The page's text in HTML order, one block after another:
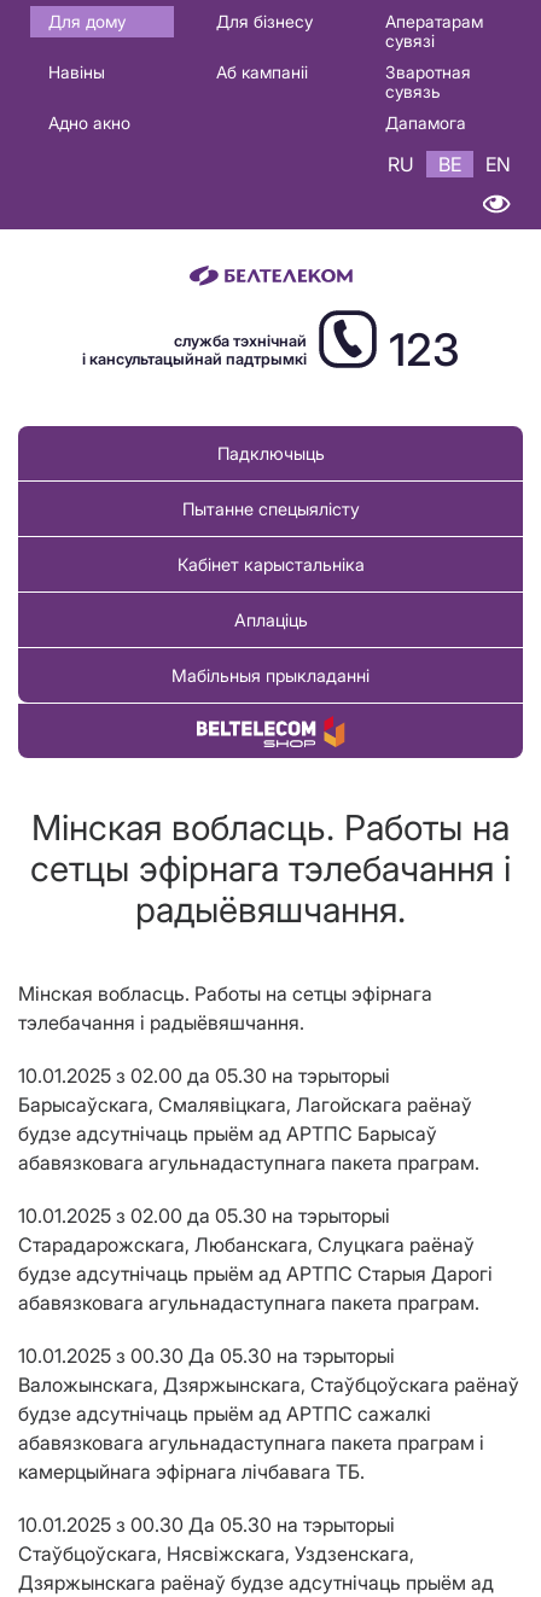
Основная
навигация
Для дому Для бізнесу
Аператарам
сувязі
Навіны
Аб кампаніі
Зваротная
сувязь
Адно акно
Дапамога
RU BE EN
служба тэхнічнай
і кансультацыйнай падтрымкі
123
Падключыць
Пытанне спецыялісту
Кабінет карыстальніка
Аплаціць
Мабільныя прыкладанні
Купіць тавар
Мінская вобласць. Работы на
сетцы эфірнага тэлебачання і
радыёвяшчання.
Мінская вобласць. Работы на сетцы эфірнага
тэлебачання і радыёвяшчання.
10.01.2025 з 02.00 да 05.30 на тэрыторыі
Барысаўскага, Смалявіцкага, Лагойскага раёнаў
будзе адсутнічаць прыём ад АРТПС Барысаў
абавязковага агульнадаступнага пакета праграм.
10.01.2025 з 02.00 да 05.30 на тэрыторыі
Старадарожскага, Любанскага, Слуцкага раёнаў
будзе адсутнічаць прыём ад АРТПС Старыя Дарогі
абавязковага агульнадаступнага пакета праграм.
10.01.2025 з 00.30 Да 05.30 на тэрыторыі
Валожынскага, Дзяржынскага, Стаўбцоўскага раёнаў
будзе адсутнічаць прыём ад АРТПС сажалкі
абавязковага агульнадаступнага пакета праграм і
камерцыйнага эфірнага лічбавага ТБ.
10.01.2025 з 00.30 Да 05.30 на тэрыторыі
Стаўбцоўскага, Нясвіжскага, Уздзенскага,
Дзяржынскага раёнаў будзе адсутнічаць прыём ад